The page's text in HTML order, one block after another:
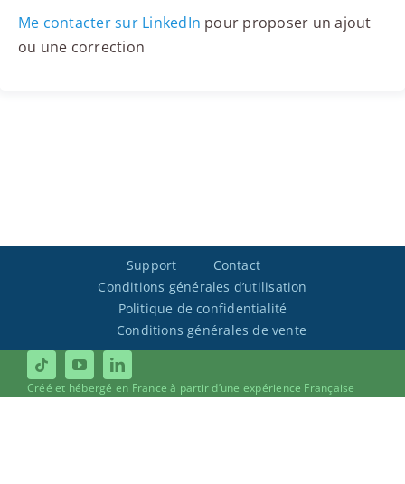
Me contacter sur LinkedIn pour proposer un ajout
ou une correction
Support
Contact
Conditions générales d’utilisation
Politique de confidentialité
Conditions générales de vente
Créé et hébergé en France à partir d’une expérience Française